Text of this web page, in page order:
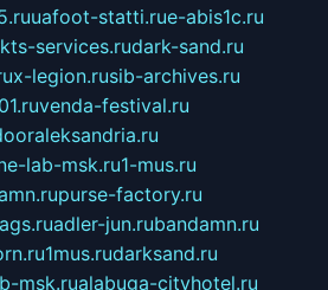
uafoot-statti.rue-abis1c.ru
kts-services.rudark-sand.ru
x-legion.rusib-archives.ru
venda-festival.ru
lab-msk.ru1-mus.ru
purse-factory.ru
adler-jun.rubandamn.ru
1mus.rudarksand.ru
msk.rualabuga-cityhotel.ru